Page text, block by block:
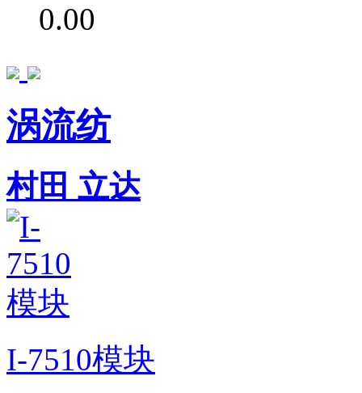
0.00
涡流纺
村田 立达
I-7510模块